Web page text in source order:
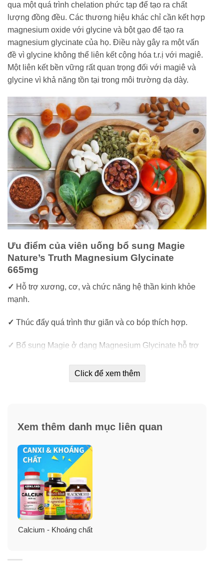
qua một quá trình chelation phức tạp để tạo ra chất
lượng đồng đều. Các thương hiệu khác chỉ cần kết hợp
magnesium oxide với glycine và bột gạo để tạo ra
magnesium glycinate của họ. Điều này gây ra một vấn
đề vì glycine không thể liên kết cộng hóa t.r.ị với magiê.
Một liên kết bền vững rất quan trọng đối với magiê và
glycine vì khả năng tồn tại trong môi trường dạ dày.
Ưu điểm của viên uống bổ sung Magie
Nature’s Truth Magnesium Glycinate
665mg
✓ Hỗ trợ xương, cơ, và chức năng hệ thần kinh khỏe
mạnh.
✓ Thúc đẩy quá trình thư giãn và co bóp thích hợp.
✓ Bổ sung Magie ở dạng Magnesium Glycinate hỗ trợ
Dạng viên giải phóng nhanh, hiệu quả cao.
Click để xem thêm
Xem thêm danh mục liên quan
Calcium - Khoáng chất